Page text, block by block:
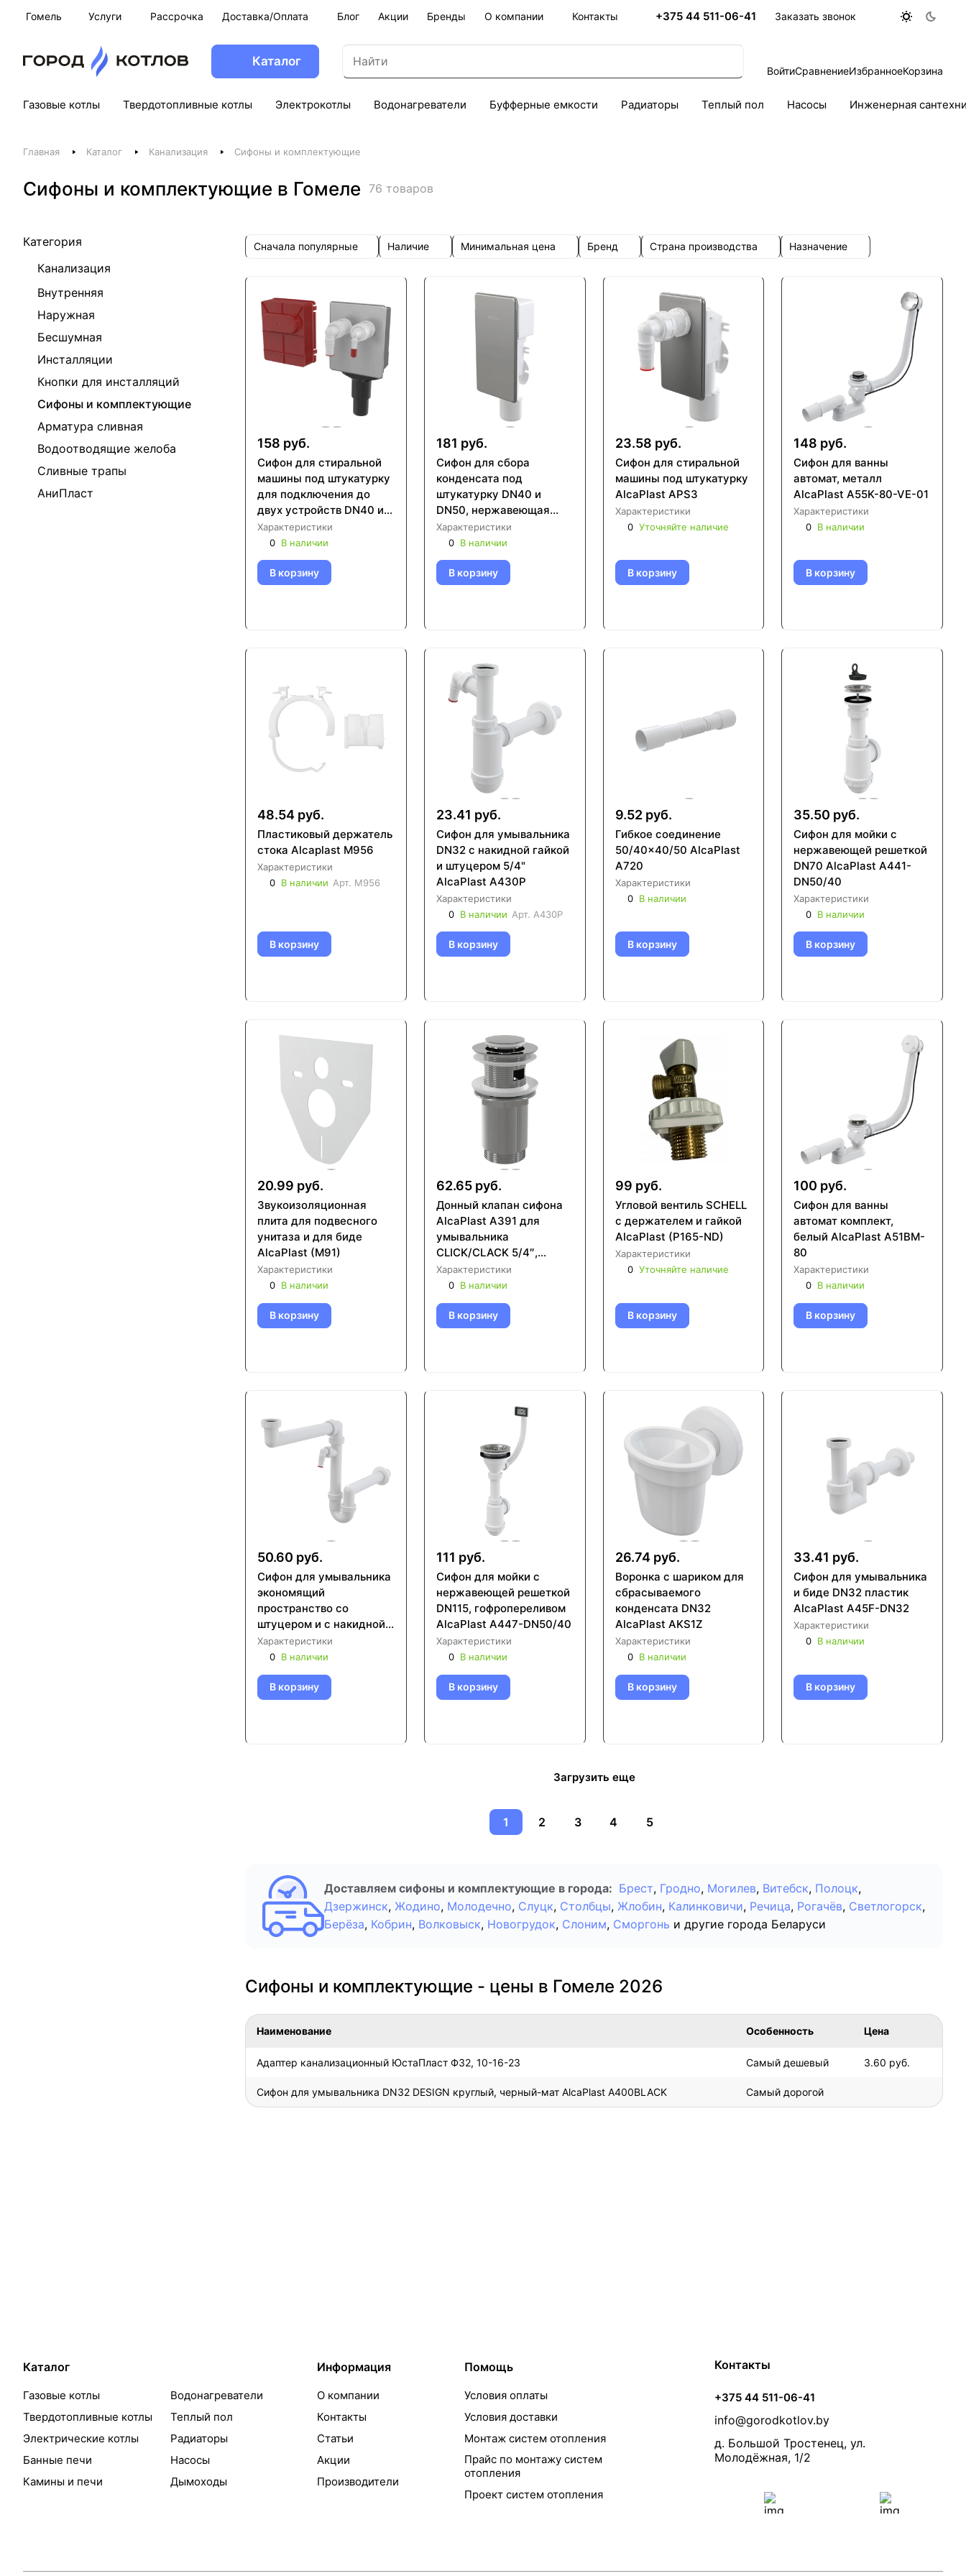
Гомель Услуги Рассрочка Доставка/Оплата Блог Акции Бренды О компании Контакты +375 44 511-06-41 Заказать звонок
Каталог
ВойтиСравнениеИзбранноеКорзина
Газовые котлы Твердотопливные котлы Электрокотлы Водонагреватели Буфферные емкости Радиаторы Теплый пол Насосы Инженерная
Главная Каталог Канализация Сифоны и комплектующие
Сифоны и комплектующие в Гомеле 76 товаров
Категория
Канализация
Внутренняя
Наружная
Бесшумная
Инсталляции
Кнопки для инсталляций
Сифоны и комплектующие
Арматура сливная
Водоотводящие желоба
Сливные трапы
АниПласт
Сначала популярные Наличие Минимальная цена Бренд Страна производства Назначение
158 руб.
Сифон для стиральной
машины под штукатурку
для подключения до
двух устройств DN40 и
DN50 AlcaPlast APS6
Характеристики
0 В наличии
В корзину
181 руб.
Сифон для сбора
конденсата под
штукатурку DN40 и
DN50, нержавеющая
сталь AlcaPlast AKS4
Характеристики
0 В наличии
В корзину
23.58 руб.
Сифон для стиральной
машины под штукатурку
AlcaPlast APS3
Характеристики
0 Уточняйте наличие
В корзину
148 руб.
Сифон для ванны
автомат, металл
AlcaPlast A55K-80-VE-01
Характеристики
0 В наличии
В корзину
48.54 руб.
Пластиковый держатель
стока Alcaplast M956
Характеристики
0 В наличии Арт. M956
В корзину
23.41 руб.
Сифон для умывальника
DN32 c накидной гайкой
и штуцером 5/4"
AlcaPlast A430P
Характеристики
0 В наличии Арт. A430P
В корзину
9.52 руб.
Гибкое соединение
50/40×40/50 AlcaPlast
A720
Характеристики
0 В наличии
В корзину
35.50 руб.
Сифон для мойки с
нержавеющей peшeткой
DN70 AlcaPlast A441-
DN50/40
Характеристики
0 В наличии
В корзину
20.99 руб.
Звукоизоляционная
плита для подвесного
унитаза и для биде
AlcaPlast (M91)
Характеристики
0 В наличии
В корзину
62.65 руб.
Донный клапан сифона
AlcaPlast A391 для
умывальника
CLICK/CLACK 5/4″,
цельнометаллический с
переливом и малой
заглушкой (A391)
Характеристики
0 В наличии
В корзину
99 руб.
Угловой вентиль SCHELL
с держателем и гайкой
AlcaPlast (P165-ND)
Характеристики
0 Уточняйте наличие
В корзину
100 руб.
Сифон для ванны
автомат комплект,
белый AlcaPlast A51BM-
80
Характеристики
0 В наличии
В корзину
50.60 руб.
Cифон для умывальника
экономящий
пространство со
штуцером и с накидной
гайкой 6/4" AlcaPlast
A872P
Характеристики
0 В наличии
В корзину
111 руб.
Сифон для мойки с
нержавеющей peшeткой
DN115, гофропереливом
AlcaPlast A447-DN50/40
Характеристики
0 В наличии
В корзину
26.74 руб.
Воронка с шариком для
сбрасываемого
конденсата DN32
AlcaPlast AKS1Z
Характеристики
0 В наличии
В корзину
33.41 руб.
Сифон для умывальника
и биде DN32 пластик
AlcaPlast A45F-DN32
Характеристики
0 В наличии
В корзину
Загрузить еще
1 2 3 4 5
Доставляем сифоны и комплектующие в города: Брест, Гродно, Могилев, Витебск, Полоцк,
Дзержинск, Жодино, Молодечно, Слуцк, Столбцы, Жлобин, Калинковичи, Речица, Рогачёв, Светлогорск,
Берёза, Кобрин, Волковыск, Новогрудок, Слоним, Сморгонь и другие города Беларуси
Сифоны и комплектующие - цены в Гомеле 2026
Наименование Особенность Цена
Адаптер канализационный ЮстаПласт Ф32, 10-16-23 Самый дешевый 3.60 руб.
Сифон для умывальника DN32 DESIGN круглый, черный-мат AlcaPlast A400BLACK Самый дорогой
Каталог
Газовые котлы
Твердотопливные котлы
Электрические котлы
Банные печи
Камины и печи
Водонагреватели
Теплый пол
Радиаторы
Насосы
Дымоходы
Информация
О компании
Контакты
Статьи
Акции
Производители
Помощь
Условия оплаты
Условия доставки
Монтаж систем отопления
Прайс по монтажу систем
отопления
Проект систем отопления
Контакты
+375 44 511-06-41
info@gorodkotlov.by
д. Большой Тростенец, ул.
Молодёжная, 1/2